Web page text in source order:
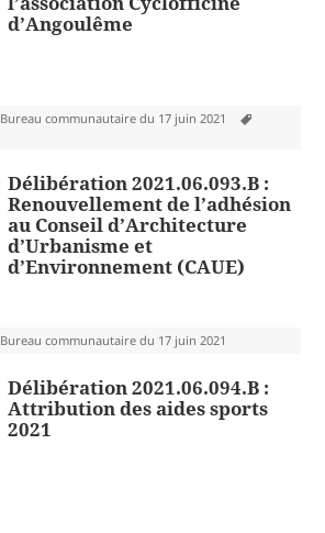
d’Angoulême
Catégories
Bureau communautaire du 17 juin 2021
Délibération 2021.06.093.B :
Renouvellement de l’adhésion
au Conseil d’Architecture
d’Urbanisme et
d’Environnement (CAUE)
Catégories
Bureau communautaire du 17 juin 2021
Délibération 2021.06.094.B :
Attribution des aides sports
2021